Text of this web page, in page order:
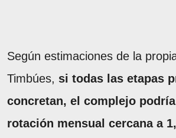
Según estimaciones de la
Timbúes, si todas las etapas
concretan, el complejo
rotación mensual cercana a